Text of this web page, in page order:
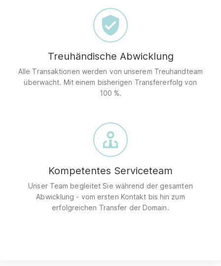
Treuhändische Abwicklung
Alle Transaktionen werden von unserem Treuhandteam
überwacht. Mit einem bisherigen Transfererfolg von
100 %.
Kompetentes Serviceteam
Unser Team begleitet Sie während der gesamten
Abwicklung - vom ersten Kontakt bis hin zum
erfolgreichen Transfer der Domain.